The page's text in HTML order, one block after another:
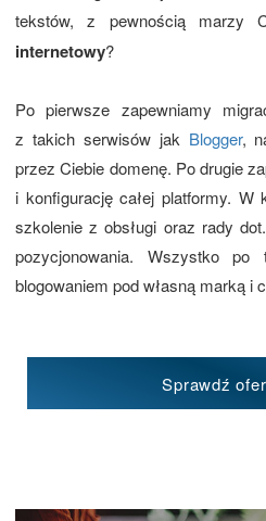
tekstów, z pewnością marzy
internetowy?
Po pierwsze zapewniamy
z takich serwisów jak Blogger,
przez Ciebie domenę. Po drugie
i konfigurację całej platformy.
szkolenie z obsługi oraz rady
pozycjonowania. Wszystko
blogowaniem pod własną marką i
Sprawdź